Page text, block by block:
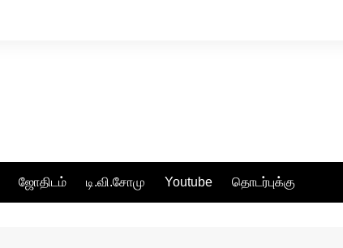
ஜோதிடம் டி.வி.சோமு Youtube தொடர்புக்கு